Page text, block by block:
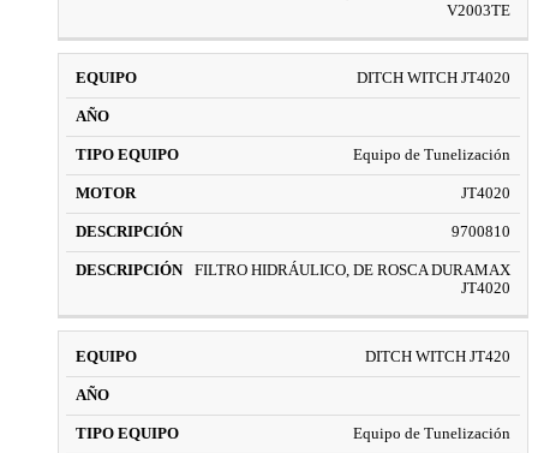
V2003TE
DITCH WITCH JT4020
Equipo de Tunelización
JT4020
9700810
FILTRO HIDRÁULICO, DE ROSCA DURAMAX
JT4020
DITCH WITCH JT420
Equipo de Tunelización